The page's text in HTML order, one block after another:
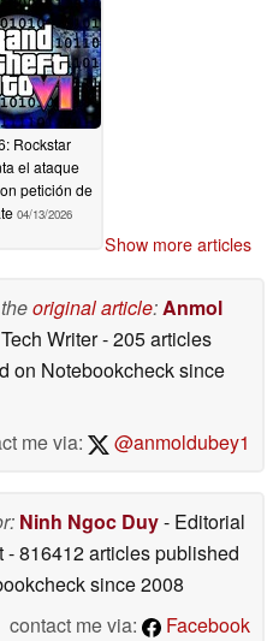
Rockstar
el ataque
petición de
04/13/2026
Show more articles
original article:Anmol
Writer- 205 articles
on Notebookchecksince
me via:
@anmoldubey1
Ninh Ngoc Duy- Editorial
- 816412 articles published
since 2008
contact me via:
Facebook